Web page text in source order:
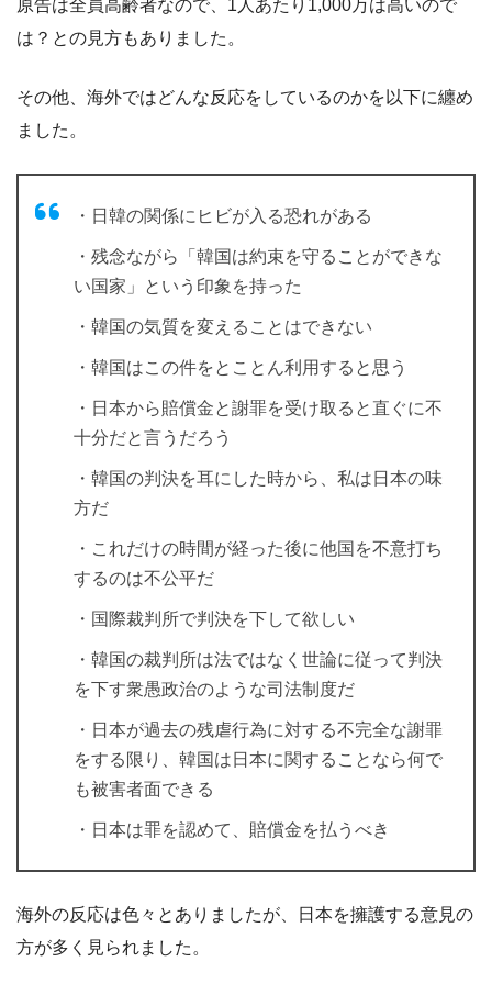
原告は全員高齢者なので、1人あたり1,000万は高いので
は？との見方もありました。
その他、海外ではどんな反応をしているのかを以下に纏め
ました。
・日韓の関係にヒビが入る恐れがある
・残念ながら「韓国は約束を守ることができな
い国家」という印象を持った
・韓国の気質を変えることはできない
・韓国はこの件をとことん利用すると思う
・日本から賠償金と謝罪を受け取ると直ぐに不
十分だと言うだろう
・韓国の判決を耳にした時から、私は日本の味
方だ
・これだけの時間が経った後に他国を不意打ち
するのは不公平だ
・国際裁判所で判決を下して欲しい
・韓国の裁判所は法ではなく世論に従って判決
を下す衆愚政治のような司法制度だ
・日本が過去の残虐行為に対する不完全な謝罪
をする限り、韓国は日本に関することなら何で
も被害者面できる
・日本は罪を認めて、賠償金を払うべき
海外の反応は色々とありましたが、日本を擁護する意見の
方が多く見られました。